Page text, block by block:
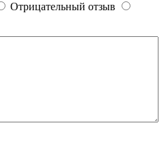
Отрицательный отзыв